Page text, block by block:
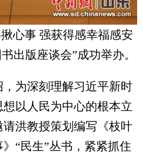
心事 强获得感幸福感安
出版座谈会”成功举办。
为深刻理解习近平新时
以人民为中心的根本立
洪教授策划编写《枝叶
“民生”丛书，紧紧抓住